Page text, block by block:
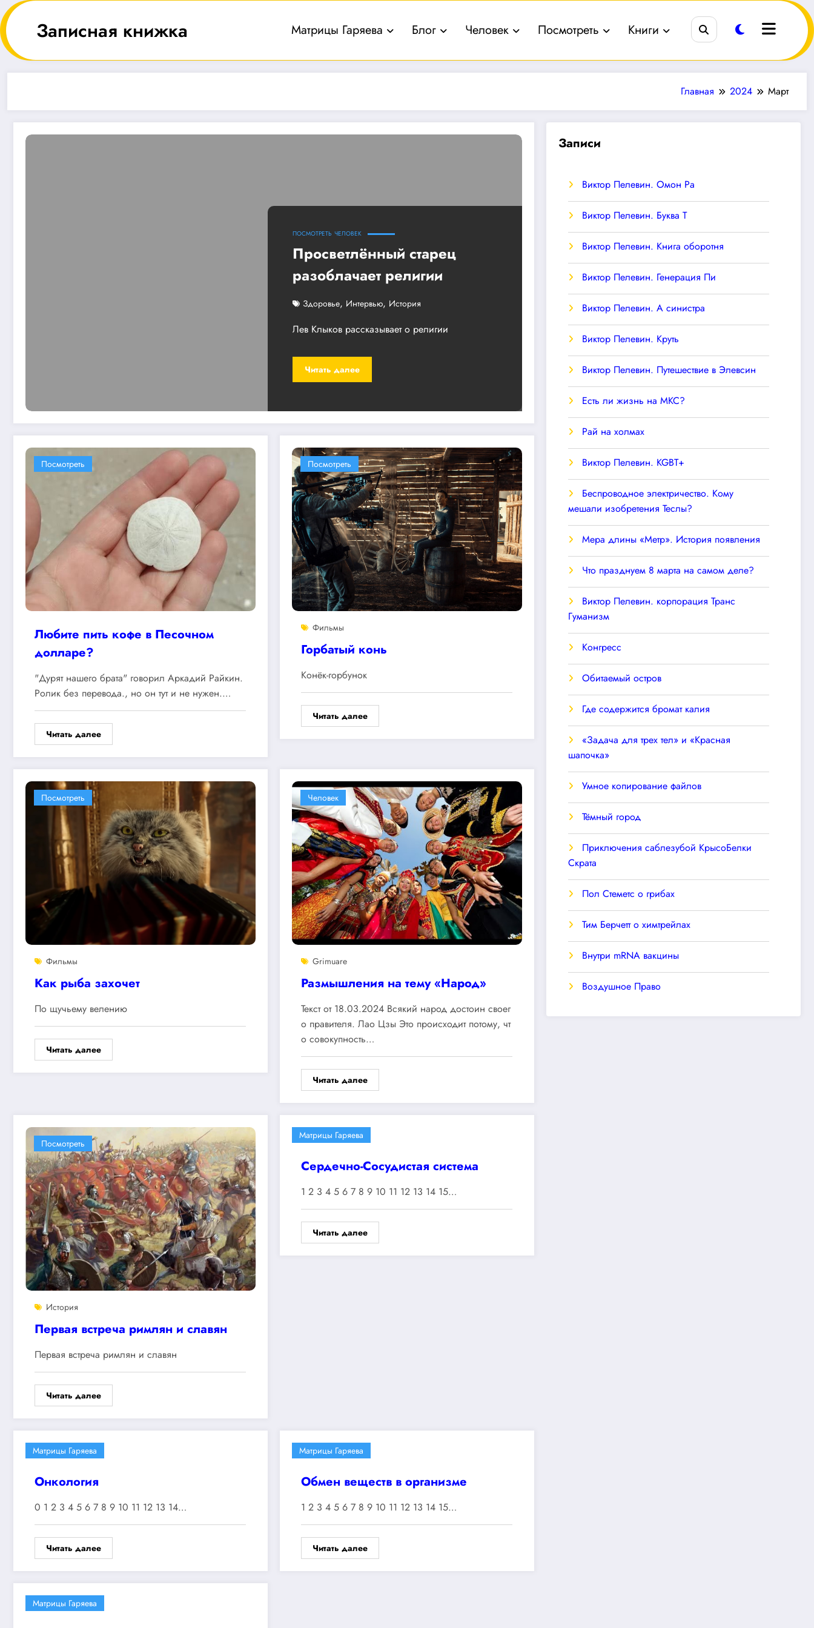
Перейти
к
содержимомуЗаписная книжка Матрицы Гаряева Блог Человек Посмотреть Книги
Главная 2024 Март
ПОСМОТРЕТЬ ЧЕЛОВЕК
Просветлённый старец
разоблачает религии
Здоровье, Интервью, История
Лев Клыков рассказывает о религии
Читать далее
Посмотреть
Любите пить кофе в Песочном
долларе?
"Дурят нашего брата" говорил Аркадий Райкин.
Ролик без перевода., но он тут и не нужен.…
Читать далее
Посмотреть
Фильмы
Горбатый конь
Конёк-горбунок
Читать далее
Посмотреть
Фильмы
Как рыба захочет
По щучьему велению
Читать далее
Человек
Grimuare
Размышления на тему «Народ»
Текст от 18.03.2024 Всякий народ достоин своег
о правителя. Лао Цзы Это происходит потому, чт
о совокупность…
Читать далее
Посмотреть
История
Первая встреча римлян и славян
Первая встреча римлян и славян
Читать далее
Матрицы Гаряева
Сердечно-Сосудистая система
1 2 3 4 5 6 7 8 9 10 11 12 13 14 15…
Читать далее
Матрицы Гаряева
Онкология
0 1 2 3 4 5 6 7 8 9 10 11 12 13 14…
Читать далее
Матрицы Гаряева
Обмен веществ в организме
1 2 3 4 5 6 7 8 9 10 11 12 13 14 15…
Читать далее
Матрицы Гаряева
Записи
Виктор Пелевин. Омон Ра
Виктор Пелевин. Буква T
Виктор Пелевин. Книга оборотня
Виктор Пелевин. Генерация Пи
Виктор Пелевин. А синистра
Виктор Пелевин. Круть
Виктор Пелевин. Путешествие в Элевсин
Есть ли жизнь на МКС?
Рай на холмах
Виктор Пелевин. KGBT+
Беспроводное электричество. Кому
мешали изобретения Теслы?
Мера длины «Метр». История появления
Что празднуем 8 марта на самом деле?
Виктор Пелевин. корпорация Транс
Гуманизм
Конгресс
Обитаемый остров
Где содержится бромат калия
«Задача для трех тел» и «Красная
шапочка»
Умное копирование файлов
Тёмный город
Приключения саблезубой КрысоБелки
Скрата
Пол Стеметс о грибах
Тим Берчетт о химтрейлах
Внутри mRNA вакцины
Воздушное Право